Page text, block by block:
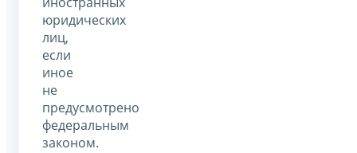
юридических
лиц,
если
иное
не
предусмотрено
федеральным
законом.